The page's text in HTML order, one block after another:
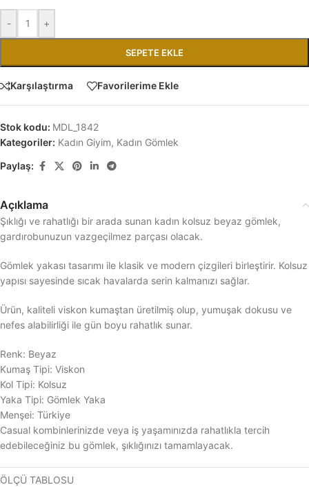
- +
SEPETE EKLE
Karşılaştırma Favorilerime Ekle
Stok kodu: MDL_1842
Kategoriler: Kadın Giyim, Kadın Gömlek
Paylaş:
Açıklama
Şıklığı ve rahatlığı bir arada sunan kadın kolsuz beyaz gömlek,
gardırobunuzun vazgeçilmez parçası olacak.
Gömlek yakası tasarımı ile klasik ve modern çizgileri birleştirir. Kolsuz
yapısı sayesinde sıcak havalarda serin kalmanızı sağlar.
Ürün, kaliteli viskon kumaştan üretilmiş olup, yumuşak dokusu ve
nefes alabilirliği ile gün boyu rahatlık sunar.
Renk: Beyaz
Kumaş Tipi: Viskon
Kol Tipi: Kolsuz
Yaka Tipi: Gömlek Yaka
Menşei: Türkiye
Casual kombinlerinizde veya iş yaşamınızda rahatlıkla tercih
edebileceğiniz bu gömlek, şıklığınızı tamamlayacak.
ÖLÇÜ TABLOSU